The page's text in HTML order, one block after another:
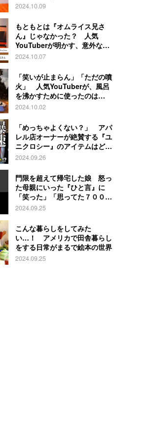
2024.10.09
もともとは『オムライス兄さ
ん』じゃなかった？ 人気
YouTuberが明かす、意外な過
去とは
2024.10.07
「笑いが止まらん」「ただの噴
火」 人気YouTuberが、風呂
を沸かすために使ったのは…
2024.10.02
「めっちゃよくない？」 アパ
レル店オーナーが絶賛する『ユ
ニクロシー』のアイテムはど
れ？
2024.09.26
門限を超えて帰宅した娘 怒っ
た母親にいった『ひと言』に
「笑った」「思ってた７００倍
特殊」
2024.09.25
こんな暮らしをしてみた
い…！ アメリカで田舎暮らし
をする日常がまるで絵本の世界
2024.09.25